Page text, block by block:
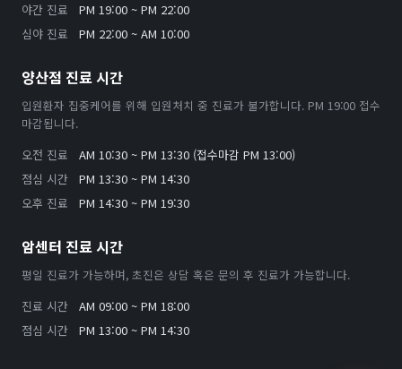
야간 진료
PM 19:00 ~ PM 22:00
심야 진료
PM 22:00 ~ AM 10:00
양산점 진료 시간
입원환자 집중케어를 위해 입원처치 중 진료가 불가합니다. PM 19:00 접수
마감됩니다.
오전 진료
AM 10:30 ~ PM 13:30 (접수마감 PM 13:00)
점심 시간
PM 13:30 ~ PM 14:30
오후 진료
PM 14:30 ~ PM 19:30
암센터 진료 시간
평일 진료가 가능하며, 초진은 상담 혹은 문의 후 진료가 가능합니다.
진료 시간
AM 09:00 ~ PM 18:00
점심 시간
PM 13:00 ~ PM 14:30